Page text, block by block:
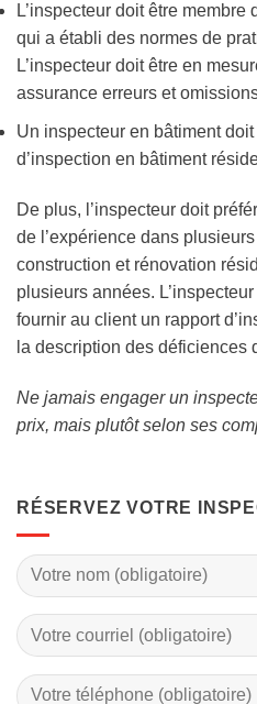
L’inspecteur doit être
qui a établi des normes de
L’inspecteur doit être en
assurance erreurs et
Un inspecteur en bâtiment
d’inspection en bâtiment
De plus, l’inspecteur doit
de l’expérience dans
construction et rénovation
plusieurs années.
fournir au client un rapport
la description des déficiences
Ne jamais engager un
prix, mais plutôt selon ses
RÉSERVEZ VOTRE